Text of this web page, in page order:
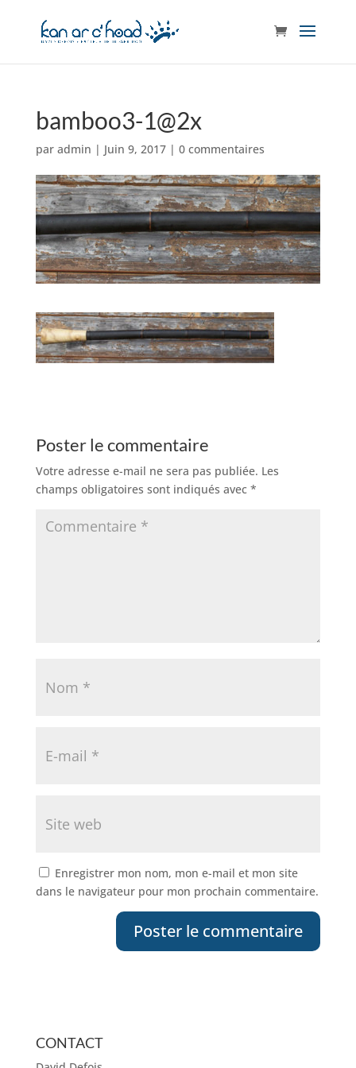
bamboo3-1@2x
par admin | Juin 9, 2017| 0 commentaires
Poster le commentaire
Votre adresse e-mail ne sera pas publiée. Les
champs obligatoires sont indiqués avec *
Enregistrer mon nom, mon e-mail et mon site
dans le navigateur pour mon prochain commentaire.
CONTACT